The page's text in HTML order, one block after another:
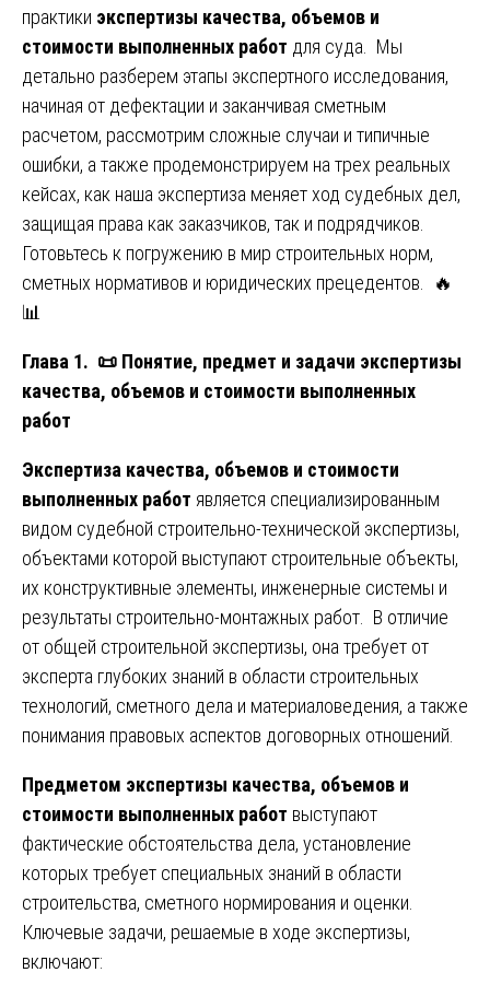
практики экспертизы качества, объемов и
стоимости выполненных работ для суда. Мы
детально разберем этапы экспертного исследования,
начиная от дефектации и заканчивая сметным
расчетом, рассмотрим сложные случаи и типичные
ошибки, а также продемонстрируем на трех реальных
кейсах, как наша экспертиза меняет ход судебных дел,
защищая права как заказчиков, так и подрядчиков.
Готовьтесь к погружению в мир строительных норм,
сметных нормативов и юридических прецедентов. 🔥
📊
Глава 1. 📜 Понятие, предмет и задачи экспертизы
качества, объемов и стоимости выполненных
работ
Экспертиза качества, объемов и стоимости
выполненных работ является специализированным
видом судебной строительно-технической экспертизы,
объектами которой выступают строительные объекты,
их конструктивные элементы, инженерные системы и
результаты строительно-монтажных работ. В отличие
от общей строительной экспертизы, она требует от
эксперта глубоких знаний в области строительных
технологий, сметного дела и материаловедения, а также
понимания правовых аспектов договорных отношений.
Предметом экспертизы качества, объемов и
стоимости выполненных работ выступают
фактические обстоятельства дела, установление
которых требует специальных знаний в области
строительства, сметного нормирования и оценки.
Ключевые задачи, решаемые в ходе экспертизы,
включают: